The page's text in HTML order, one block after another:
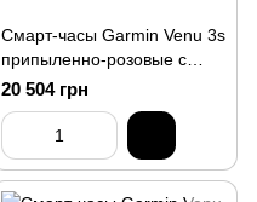
Смарт-часы Garmin Venu 3s
припыленно-розовые с
золотистым стальным
безелем и силиконовым
ремешком
20 504 грн